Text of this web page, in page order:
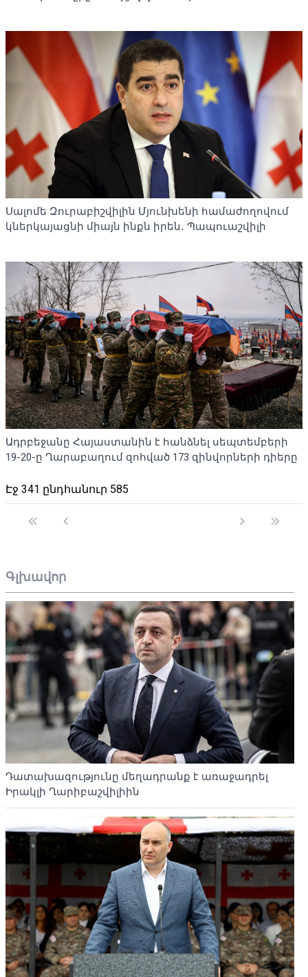
Սալոմե Զուրաբիշվիլին Մյունխենի համաժողովում
կներկայացնի միայն ինքն իրեն․ Պապուաշվիլի
Ադրբեջանը Հայաստանին է հանձնել սեպտեմբերի
19-20-ը Ղարաբաղում զոհված 173 զինվորների դիերը
Էջ 341 ընդհանուր 585
Գլխավոր
Դատախազությունը մեղադրանք է առաջադրել
Իրակլի Ղարիբաշվիլիին